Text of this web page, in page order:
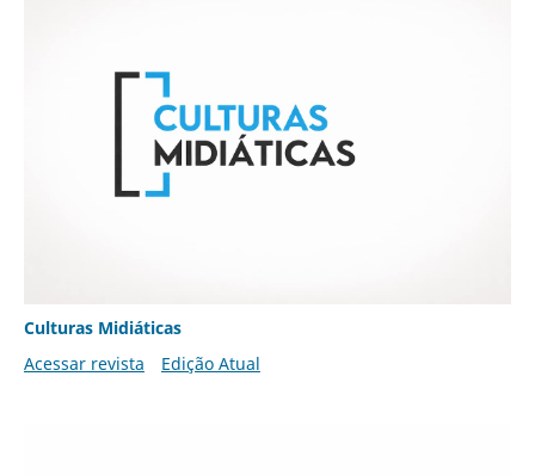
Culturas Midiáticas
Acessar revista
Edição Atual